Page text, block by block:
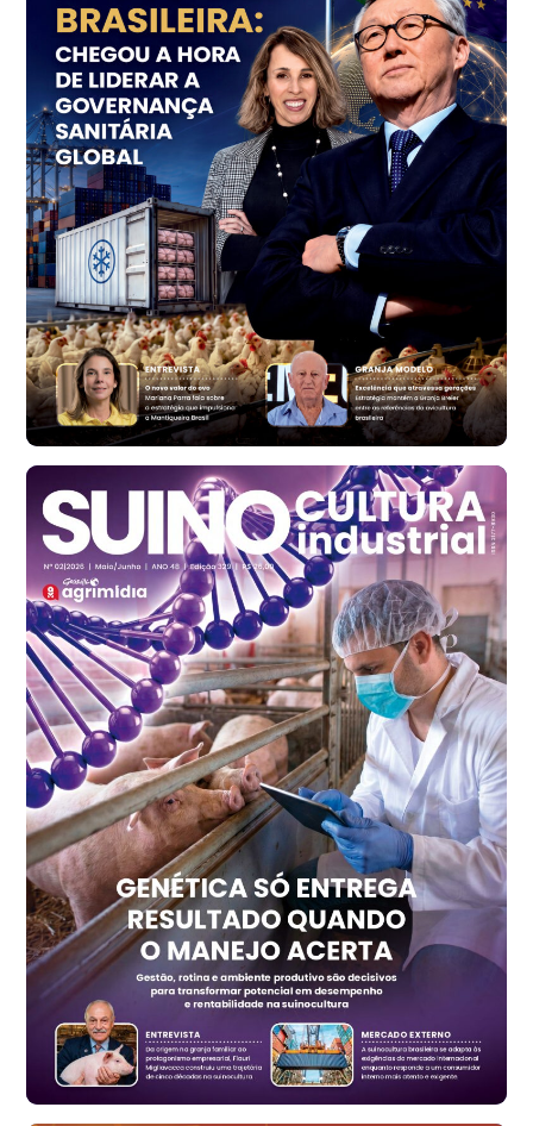
kg
Trigo Atacado - Regional
PR
R$ 1.414,20
t
Trigo Atacado - Regional
RS
R$ 1.314,40
t
Ovo Vermelho - Regional
Vermelho
R$ 171,15
cx
Ovo Branco - Regional
Santa Maria do Jetibá (ES)
cx
Ovo Branco - Regional
Recife (PE)
R$ 149,79
cx
Ovo Vermelho - Regional
Recife (PE)
R$ 158,77
cx